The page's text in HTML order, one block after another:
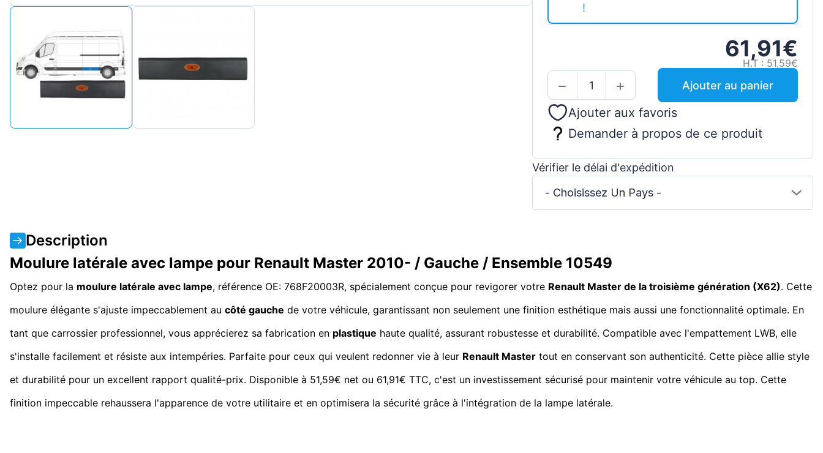
Tesla
Volkswagen
!
61,91€
H.T : 51,59€
Ajouter au panier
Ajouter aux favoris
Demander à propos de ce produit
Vérifier le délai d'expédition
- Choisissez Un Pays -
Description
Moulure latérale avec lampe pour Renault Master 2010- / Gauche / Ensemble 10549
Optez pour la moulure latérale avec lampe, référence OE: 768F20003R, spécialement conçue pour revigorer votre Renault Master de la troisième génération (X62). Cette
moulure élégante s'ajuste impeccablement au côté gauche de votre véhicule, garantissant non seulement une finition esthétique mais aussi une fonctionnalité optimale. En
tant que carrossier professionnel, vous apprécierez sa fabrication en plastique haute qualité, assurant robustesse et durabilité. Compatible avec l'empattement LWB, elle
s'installe facilement et résiste aux intempéries. Parfaite pour ceux qui veulent redonner vie à leur Renault Master tout en conservant son authenticité. Cette pièce allie style
et durabilité pour un excellent rapport qualité-prix. Disponible à 51,59€ net ou 61,91€ TTC, c'est un investissement sécurisé pour maintenir votre véhicule au top. Cette
finition impeccable rehaussera l'apparence de votre utilitaire et en optimisera la sécurité grâce à l'intégration de la lampe latérale.